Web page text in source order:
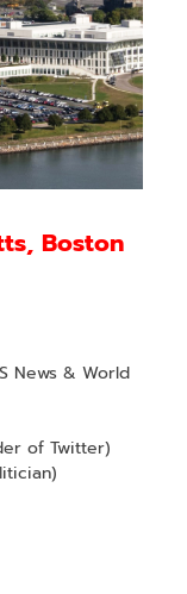
Boston
News & World
of Twitter)